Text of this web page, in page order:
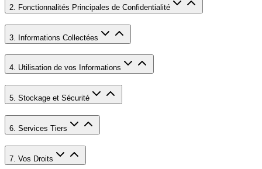
2. Fonctionnalités Principales de Confidentialité
3. Informations Collectées
4. Utilisation de vos Informations
5. Stockage et Sécurité
6. Services Tiers
7. Vos Droits